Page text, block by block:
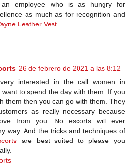
employee who is as hungry for
as much as for recognition and
Leather Vest
26 de febrero de 2021 a las 8:12
interested in the call women in
want to spend the day with them. If you
them then you can go with them. They
as really necessary because
from you. No escorts will ever
way. And the tricks and techniques of
are best suited to please you